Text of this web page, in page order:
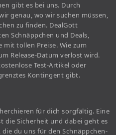
gibt es bei uns. Durch
genau, wo wir suchen müssen,
zu finden. DealGott
Schnäppchen und Deals,
mit tollen Preise. Wie zum
Release-Datum verlost wird.
Test-Artikel oder
Kontingent gibt.
für dich sorgfältig. Eine
die Sicherheit und dabei geht es
du uns für den Schnäppchen-